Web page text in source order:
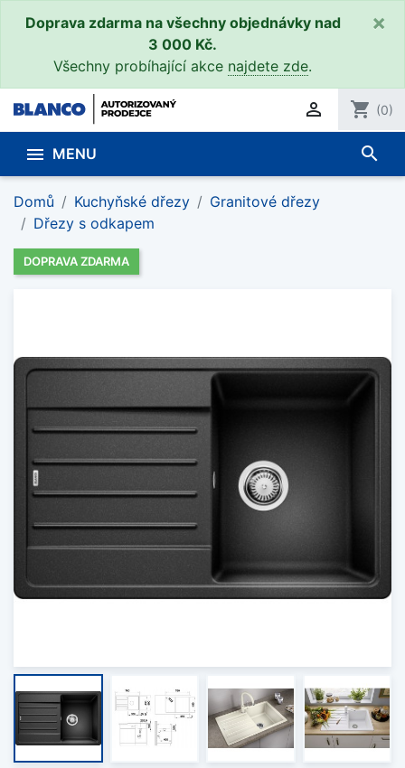
Doprava zdarma na všechny objednávky nad
3 000 Kč.
Všechny probíhající akce najdete zde.
×
 shopping_cart (0)
 MENU search
Domů Kuchyňské dřezy
Granitové dřezy
Dřezy s odkapem
DOPRAVA ZDARMA